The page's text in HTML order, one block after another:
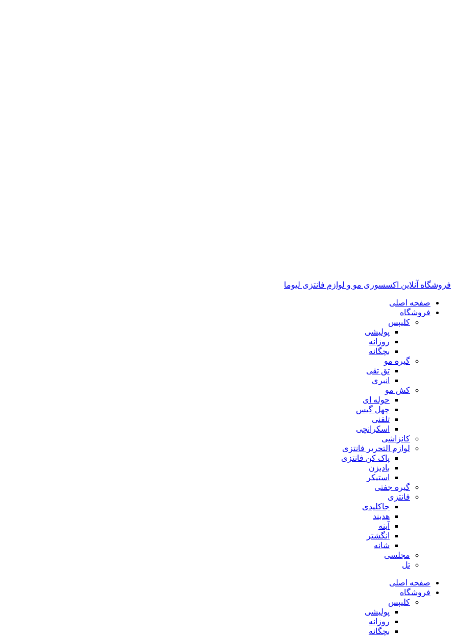
فروشگاه آنلاین اکسسوری مو و لوازم فانتزی لیوما
صفحه اصلی
فروشگاه
کلیپس
پولیشی
روزانه
بچگانه
گیره مو
تق تقی
انبری
کش مو
حوله ای
چهل گیس
تلفنی
اسکرانچی
کانزاشی
لوازم التحریر فانتزی
پاک کن فانتزی
بادبزن
استیکر
گیره جفتی
فانتزی
جاکلیدی
هدبند
آینه
انگشتر
شانه
مجلسی
تل
صفحه اصلی
فروشگاه
کلیپس
پولیشی
روزانه
بچگانه